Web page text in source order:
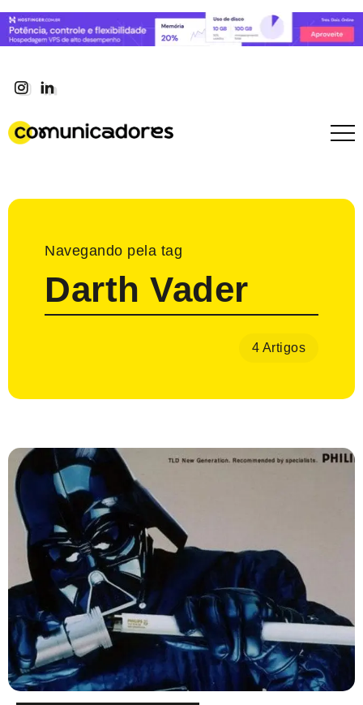
Navegando pela tag
Darth Vader
4 Artigos